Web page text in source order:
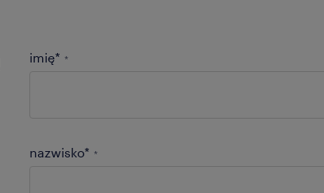
imię* *
nazwisko* *